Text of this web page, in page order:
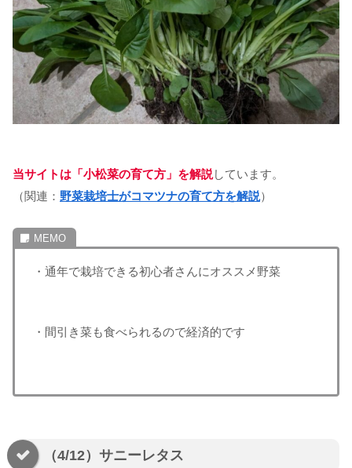
当サイトは「小松菜の育て方」を解説しています。
（関連： 野菜栽培士がコマツナの育て方を解説）
・通年で栽培できる初心者さんにオススメ野菜
・間引き菜も食べられるので経済的です
（4/12）サニーレタス